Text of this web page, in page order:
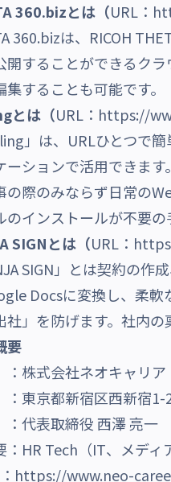
360.bizとは（URL：
360.bizは、RICOH
開することができるク
集することも可能です。
とは（URL： https://
」は、URLひとつで
ーションで活用できま
の際のみならず日常の
ルのインスト
SIGNとは（URL：
SIGN」とは契約の作
Docsに変換し、柔
社」を防げます。社内
要
株式会社ネオキャリア
東京都新宿区西新宿1-
代表取締役 西澤 亮一
：HR Tech（IT、メデ
https://www.neo-